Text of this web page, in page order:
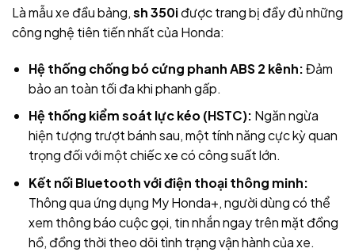
Là mẫu xe đầu bảng,sh 350iđược trang bị đầy đủ những
công nghệ tiên tiến nhất của Honda:
Hệ thống chống bó cứng phanh ABS 2 kênh:Đảm
bảo an toàn tối đa khi phanh gấp.
Hệ thống kiểm soát lực kéo (HSTC): Ngăn ngừa
hiện tượng trượt bánh sau, một tính năng cực kỳ quan
trọng đối với một chiếc xe có công suất lớn.
Kết nối Bluetooth với điện thoại thông minh:
Thông qua ứng dụng My Honda+, người dùng có thể
xem thông báo cuộc gọi, tin nhắn ngay trên mặt đồng
hồ, đồng thời theo dõi tình trạng vận hành của xe.